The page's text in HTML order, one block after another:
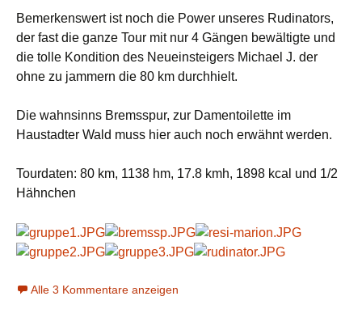
Bemerkenswert ist noch die Power unseres Rudinators,
der fast die ganze Tour mit nur 4 Gängen bewältigte und
die tolle Kondition des Neueinsteigers Michael J. der
ohne zu jammern die 80 km durchhielt.
Die wahnsinns Bremsspur, zur Damentoilette im
Haustadter Wald muss hier auch noch erwähnt werden.
Tourdaten: 80 km, 1138 hm, 17.8 kmh, 1898 kcal und 1/2
Hähnchen
Alle 3 Kommentare anzeigen